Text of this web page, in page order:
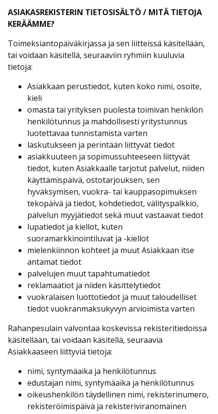
ASIAKASREKISTERIN TIETOSISÄLTÖ / MITÄ TIETOJA
KERÄÄMME?
Toimeksiantopäiväkirjassa ja sen liitteissä käsitellään,
tai voidaan käsitellä, seuraaviin ryhmiin kuuluvia
tietoja:
Asiakkaan perustiedot, kuten koko nimi, osoite,
kieli
omasta tai yrityksen puolesta toimivan henkilön
henkilötunnus ja mahdollisesti yritystunnus
luotettavaa tunnistamista varten
laskutukseen ja perintään liittyvät tiedot
asiakkuuteen ja sopimussuhteeseen liittyvät
tiedot, kuten Asiakkaalle tarjotut palvelut, niiden
käyttämispäivä, ostotarjouksen, sen
hyväksymisen, vuokra- tai kauppasopimuksen
tekopäivä ja tiedot, kohdetiedot, välityspalkkio,
palvelun myyjätiedot sekä muut vastaavat tiedot
lupatiedot ja kiellot, kuten
suoramarkkinointiluvat ja -kiellot
mielenkiinnon kohteet ja muut Asiakkaan itse
antamat tiedot
palvelujen muut tapahtumatiedot
reklamaatiot ja niiden käsittelytiedot
vuokralaisen luottotiedot ja muut taloudelliset
tiedot vuokranmaksukyvyn arvioimista varten
Rahanpesulain valvontaa koskevissa rekisteritiedoissa
käsitellään, tai voidaan käsitellä, seuraavia
Asiakkaaseen liittyviä tietoja:
nimi, syntymäaika ja henkilötunnus
edustajan nimi, syntymäaika ja henkilötunnus
oikeushenkilön täydellinen nimi, rekisterinumero,
rekisteröimispäivä ja rekisteriviranomainen